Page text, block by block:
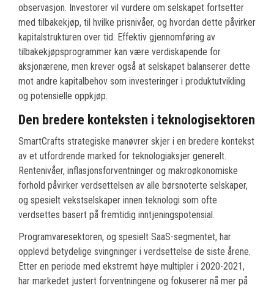
observasjon. Investorer vil vurdere om selskapet fortsetter
med tilbakekjøp, til hvilke prisnivåer, og hvordan dette påvirker
kapitalstrukturen over tid. Effektiv gjennomføring av
tilbakekjøpsprogrammer kan være verdiskapende for
aksjonærene, men krever også at selskapet balanserer dette
mot andre kapitalbehov som investeringer i produktutvikling
og potensielle oppkjøp.
Den bredere konteksten i teknologisektoren
SmartCrafts strategiske manøvrer skjer i en bredere kontekst
av et utfordrende marked for teknologiaksjer generelt.
Rentenivåer, inflasjonsforventninger og makroøkonomiske
forhold påvirker verdsettelsen av alle børsnoterte selskaper,
og spesielt vekstselskaper innen teknologi som ofte
verdsettes basert på fremtidig inntjeningspotensial.
Programvaresektoren, og spesielt SaaS-segmentet, har
opplevd betydelige svingninger i verdsettelse de siste årene.
Etter en periode med ekstremt høye multipler i 2020-2021,
har markedet justert forventningene og fokuserer nå mer på